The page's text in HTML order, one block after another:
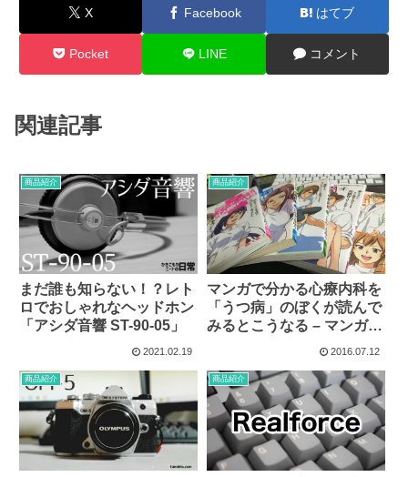
X Facebook はてブ
Pocket LINE コメント
関連記事
商品紹介
まだ誰も知らない！？レト
ロでおしゃれなヘッドホン
「アシダ音響 ST-90-05」
2021.02.19
商品紹介
マンガで分かる心療内科を
「うつ病」のぼくが読んで
みるとこうなる – マンガで
2016.07.12
商品紹介 商品紹介